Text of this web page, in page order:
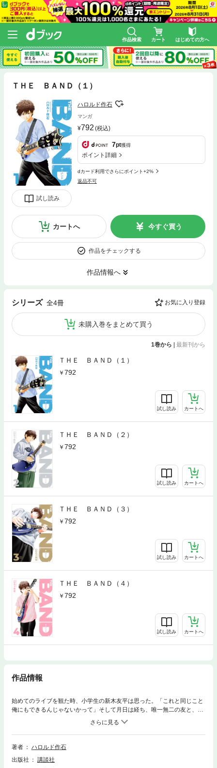
作品検索 カート はじめての方へ
ＴＨＥ ＢＡＮＤ（１）
試し読み
ハロルド作石
マンガ
792 (税込)
7pt獲得
ポイント詳細
dカード利用でさらにポイント+2%
返品不可
カートへ 今すぐ買う
作品をチェックする
作品情報へ
シリーズ 全4冊 お気に入り登録
未購入巻をまとめて買う
1巻から | 最新刊から
ＴＨＥ ＢＡＮＤ（１）
792
試し読み カートへ
ＴＨＥ ＢＡＮＤ（２）
792
試し読み カートへ
ＴＨＥ ＢＡＮＤ（３）
792
試し読み カートへ
ＴＨＥ ＢＡＮＤ（４）
792
試し読み カートへ
作品情報
始めてのライブを観た時、小学生の新木友平は思った。「これと同じこと
俺にもできるんじゃないかって」そして月日は経ち、唯一無二の友と、ヘ
ンテコな形のギターに出会った友平の、バンド人生が今、始まる！！
著者
ハロルド作石
出版社
講談社